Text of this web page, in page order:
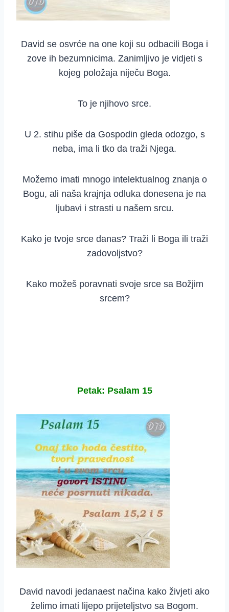
David se osvrće na one koji su odbacili Boga i
zove ih bezumnicima. Zanimljivo je vidjeti s
kojeg položaja niječu Boga.
To je njihovo srce.
U 2. stihu piše da Gospodin gleda odozgo, s
neba, ima li tko da traži Njega.
Možemo imati mnogo intelektualnog znanja o
Bogu, ali naša krajnja odluka donesena je na
ljubavi i strasti u našem srcu.
Kako je tvoje srce danas? Traži li Boga ili traži
zadovoljstvo?
Kako možeš poravnati svoje srce sa Božjim
srcem?
Petak: Psalam 15
David navodi jedanaest načina kako živjeti ako
želimo imati lijepo prijeteljstvo sa Bogom.